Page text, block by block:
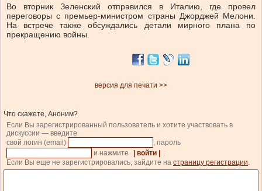
Во вторник Зеленский отправился в Италию, где провел
переговоры с премьер-министром страны Джорджей Мелони.
На встрече также обсуждались детали мирного плана по
прекращению войны.
версия для печати >>
Что скажете, Аноним?
Если Вы зарегистрированный пользователь и хотите участвовать в
дискуссии — введите
свой логин (email)
, пароль
и нажмите
| войти |
.
Если Вы еще не зарегистрировались, зайдите на страницу регистрации.